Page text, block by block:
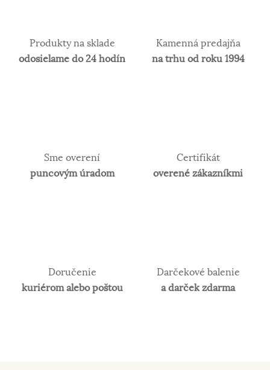
Rýdzosť zlata
praktické použitie a preto je vhodné najmä na
investičné účely. V súčasnosti je v obľube najmä
biele zlato. Obsah zlata v klenotníckych zliatinách
Produkty na sklade
odosielame do 24 hodín
Kamenná predajňa
na trhu od roku 1994
Sme overení
puncovým úradom
Certifikát
overené zákazníkmi
Doručenie
kuriérom alebo poštou
Darčekové balenie
a darček zdarma